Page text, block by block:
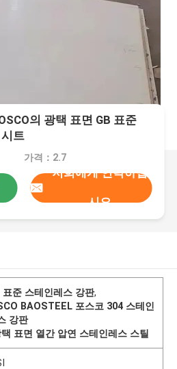
의 광택 표면 GB 표준
트
가격：2.7
저희에게 연락하십
시오
표준 스테인레스 강판,
BAOSTEEL 포스코 304 스테인
강판
택 표면 열간 압연 스테인레스 스틸